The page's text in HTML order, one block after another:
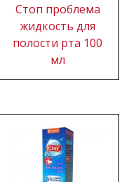
Стоп проблема
жидкость для
полости рта 100
мл